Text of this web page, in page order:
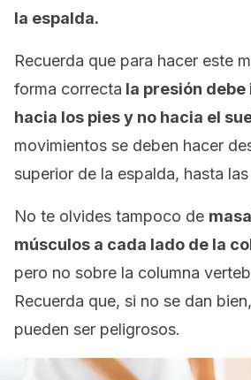
la espalda.
Recuerda que para hacer este
forma correcta la presión debe
hacia los pies y no hacia el
movimientos se deben hacer
superior de la espalda, hasta
No te olvides tampoco de
músculos a cada lado de la
pero no sobre la columna
Recuerda que, si no se dan
pueden ser peligrosos.